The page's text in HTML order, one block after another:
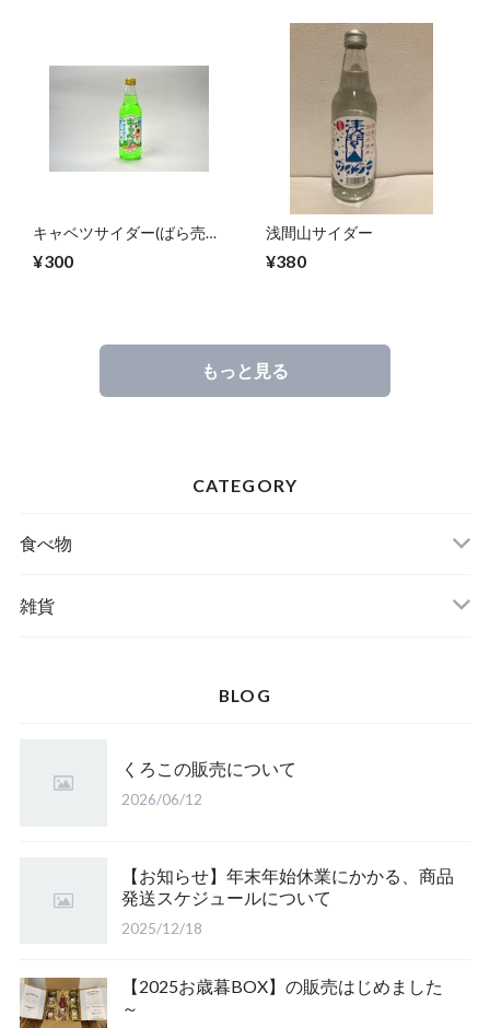
キャベツサイダー(ばら売
り)
¥300
浅間山サイダー
¥380
もっと見る
CATEGORY
食べ物
特産品
雑貨
BLOG
くろこの販売について
2026/06/12
【お知らせ】年末年始休業にかかる、商品
発送スケジュールについて
2025/12/18
【2025お歳暮BOX】の販売はじめました
～